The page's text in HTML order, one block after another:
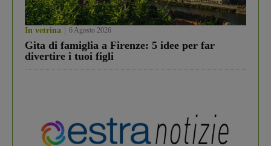
In vetrina 6 Agosto 2026
Gita di famiglia a Firenze: 5 idee per far
divertire i tuoi figli